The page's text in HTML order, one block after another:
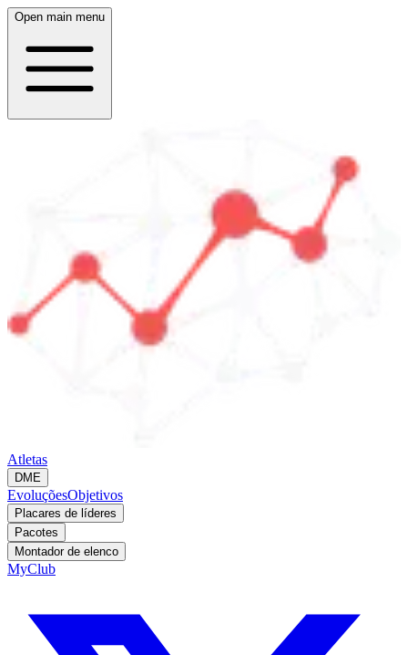
Open main menu
Atletas
DME
EvoluçõesObjetivos
Placares de líderes
Pacotes
Montador de elenco
MyClub